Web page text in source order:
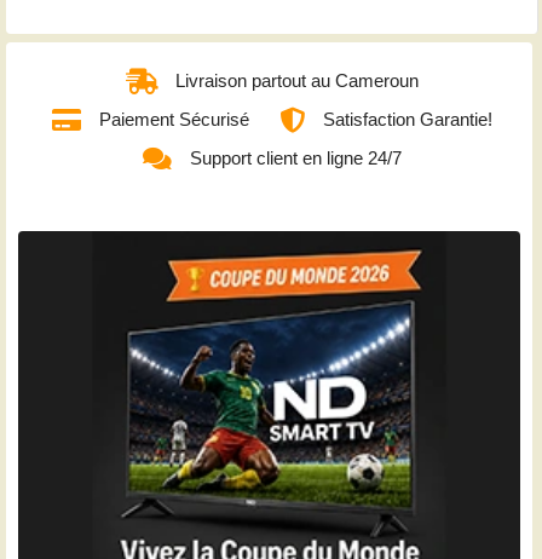
Livraison partout au Cameroun
Paiement Sécurisé
Satisfaction Garantie!
Support client en ligne 24/7